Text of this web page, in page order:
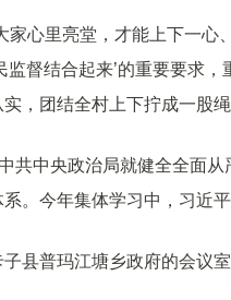
家心里亮堂，才能上下一心
监督结合起来’的重要要求
，团结全村上下拧成一股
共中央政治局就健全全面
。今年集体学习中，习近
县普玛江塘乡政府的会议